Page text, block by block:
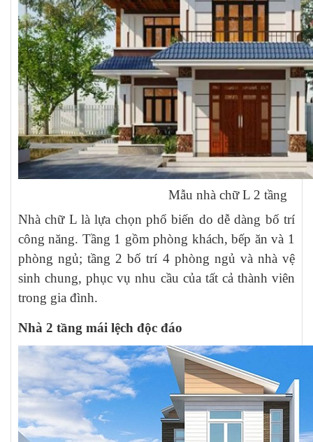
Mẫu nhà chữ L 2 tầng
Nhà chữ L là lựa chọn phổ biến do dễ dàng bố trí
công năng. Tầng 1 gồm phòng khách, bếp ăn và 1
phòng ngủ; tầng 2 bố trí 4 phòng ngủ và nhà vệ
sinh chung, phục vụ nhu cầu của tất cả thành viên
trong gia đình.
Nhà 2 tầng mái lệch độc đáo